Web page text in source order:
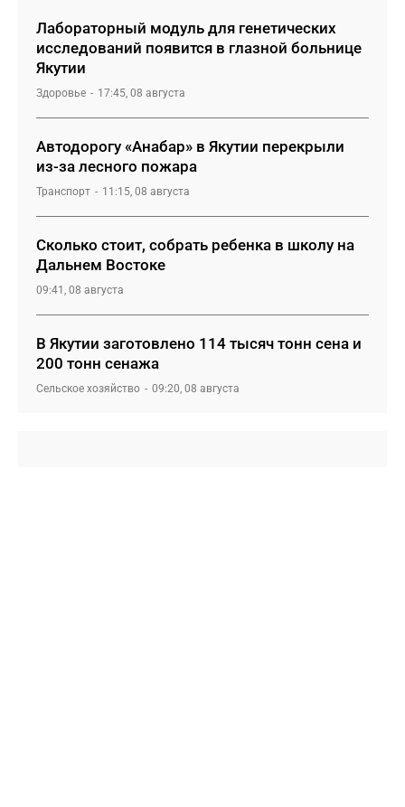
Лабораторный модуль для генетических
исследований появится в глазной больнице
Якутии
Здоровье 17:45, 08 августа
Автодорогу «Анабар» в Якутии перекрыли
из-за лесного пожара
Транспорт 11:15, 08 августа
Сколько стоит, собрать ребенка в школу на
Дальнем Востоке
09:41, 08 августа
В Якутии заготовлено 114 тысяч тонн сена и
200 тонн сенажа
Сельское хозяйство 09:20, 08 августа